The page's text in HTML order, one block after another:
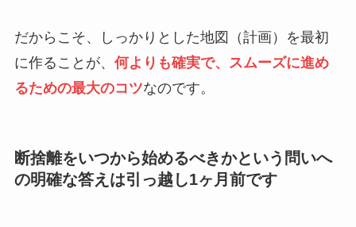
だからこそ、しっかりとした地図（計画）を最初
に作ることが、 何よりも確実で、スムーズに進め
るための最大のコツなのです。
断捨離をいつから始めるべきかという問いへ
の明確な答えは引っ越し1ヶ月前です